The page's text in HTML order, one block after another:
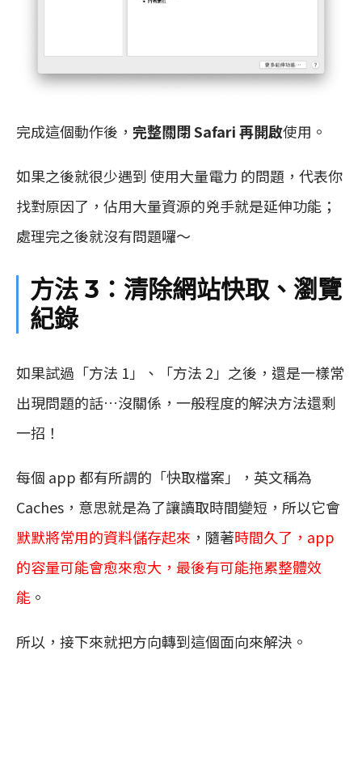
完成這個動作後， 完整關閉 Safari 再開啟使用。
如果之後就很少遇到 使用大量電力 的問題，代表你
找對原因了，佔用大量資源的兇手就是延伸功能；
處理完之後就沒有問題囉～
方法 3：清除網站快取、瀏覽
紀錄
如果試過「方法 1」、「方法 2」之後，還是一樣常
出現問題的話…沒關係，一般程度的解決方法還剩
一招！
每個 app 都有所謂的「快取檔案」，英文稱為
Caches，意思就是為了讓讀取時間變短，所以它會
默默將常用的資料儲存起來 ，隨著時間久了，app
的容量可能會愈來愈大，最後有可能拖累整體效
能 。
所以，接下來就把方向轉到這個面向來解決。